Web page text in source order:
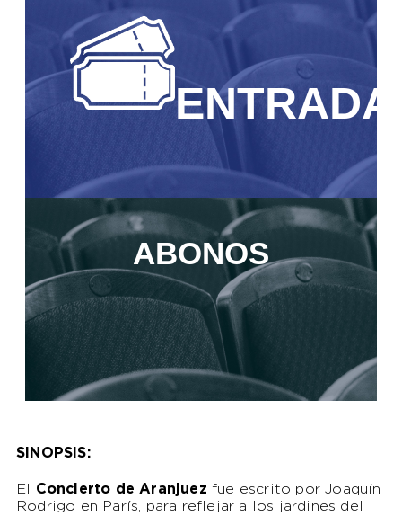
ABONOS
SINOPSIS:
El Concierto de Aranjuez fue escrito por Joaquín
Rodrigo en París, para reflejar a los jardines del